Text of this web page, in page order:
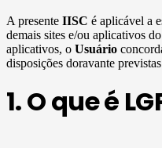
A presente IISC é aplicável a
demais sites e/ou aplicativos do
aplicativos, o Usuário
disposições doravante
1. O que é